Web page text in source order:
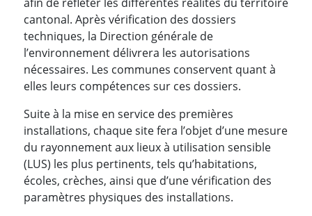
cantonal. Après vérification des dossiers
techniques, la Direction générale de
l’environnement délivrera les autorisations
nécessaires. Les communes conservent quant à
elles leurs compétences sur ces dossiers.
Suite à la mise en service des premières
installations, chaque site fera l’objet d’une mesure
du rayonnement aux lieux à utilisation sensible
(LUS) les plus pertinents, tels qu’habitations,
écoles, crèches, ainsi que d’une vérification des
paramètres physiques des installations.